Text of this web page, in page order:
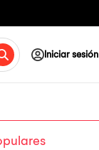
Iniciar sesión